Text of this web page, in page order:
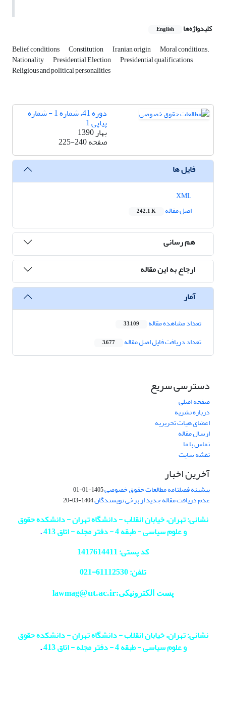
کلیدواژه‌ها English
Belief conditions Constitution Iranian origin Moral conditions.
Nationality Presidential Election Presidential qualifications
Religious and political personalities
دوره 41، شماره 1 - شماره
پیاپی 1
بهار 1390
صفحه225-240
فایل ها
اصل مقاله
242.1 K
هم رسانی
ارجاع به این مقاله
آمار
تعداد مشاهده مقاله 33,109
تعداد دریافت فایل اصل مقاله 3,677
دسترسی سریع
صفحه اصلی
درباره نشریه
اعضای هیات تحریریه
ارسال مقاله
تماس با ما
نقشه سایت
آخرین اخبار
پیشینه فصلنامه مطالعات حقوق خصوصی1405-01-01
عدم دریافت مقاله جدید از برخی نویسندگان1404-03-20
نشانی: تهران، خیابان انقلاب - دانشگاه تهران - دانشکده حقوق
و علوم سیاسی - طبقه 4 - دفتر مجله - اتاق 413
.
کد پستی: 1417614411
تلفن: 61112530-
021
پست الکترونیکی:lawmag@ut.ac.ir
نشانی: تهران، خیابان انقلاب - دانشگاه تهران - دانشکده حقوق
و علوم سیاسی - طبقه 4 - دفتر مجله - اتاق 413
.